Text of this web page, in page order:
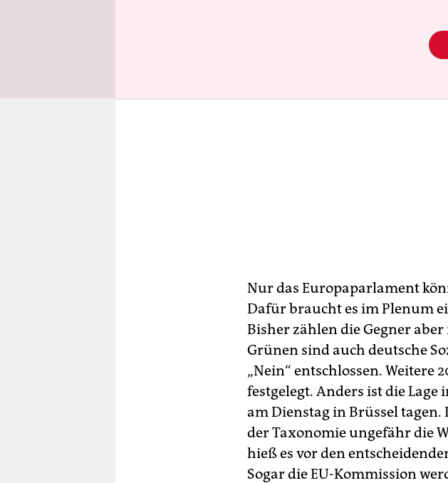
Nur das Europaparlament
Dafür braucht es im Plenum
Bisher zählen die Gegner
Grünen sind auch deutsche
„Nein“ entschlossen. Weitere
festgelegt. Anders ist die
am Dienstag in Brüssel
der Taxonomie ungefähr die
hieß es vor den
Sogar die EU-Kommission